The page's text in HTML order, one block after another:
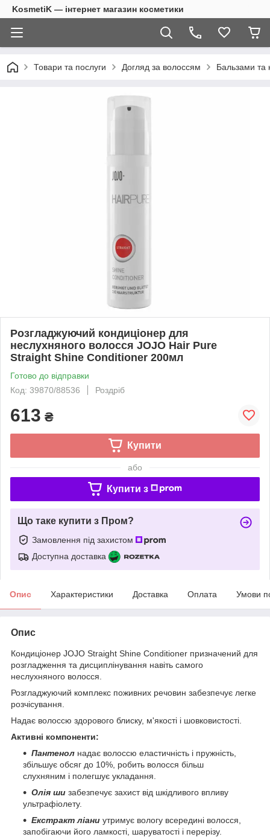
KosmetiK — інтернет магазин косметики
Товари та послуги Догляд за волоссям Бальзами та
Розгладжуючий кондиціонер для
неслухняного волосся JOJO Hair Pure
Straight Shine Conditioner 200мл
Готово до відправки
Код: 39870/88536
Роздріб
613 ₴
Купити
або
Купити з
Що таке купити з Пром?
Замовлення під захистом
Доступна доставка
Опис Характеристики Доставка Оплата Умови
Опис
Кондиціонер JOJO Straight Shine Conditioner призначений для
розгладження та дисциплінування навіть самого
неслухняного волосся.
Розгладжуючий комплекс поживних речовин забезпечує легке
розчісування.
Надає волоссю здорового блиску, м'якості і шовковистості.
Активні компоненти:
Пантенол надає волоссю еластичність і пружність,
збільшує обсяг до 10%, робить волосся більш
слухняним і полегшує укладання.
Олія ши забезпечує захист від шкідливого впливу
ультрафіолету.
Екстракт ліани утримує вологу всередині волосся,
запобігаючи його ламкості, шаруватості і перерізу.